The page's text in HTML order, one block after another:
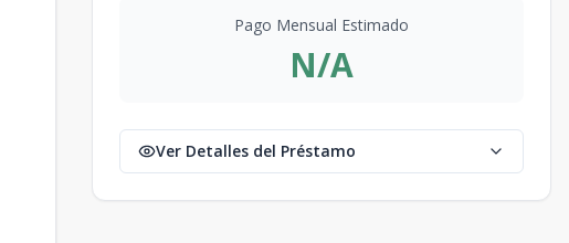
Pago Mensual Estimado
N/A
Ver Detalles del Préstamo